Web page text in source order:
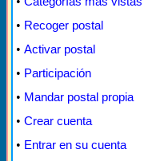
• Recoger postal
• Activar postal
• Participación
• Mandar postal propia
• Crear cuenta
• Entrar en su cuenta